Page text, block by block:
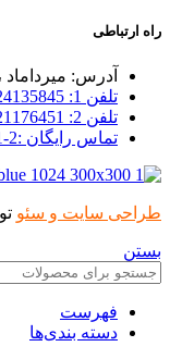
راه ارتباطی
آدرس: میرداماد
تلفن 1: 09124135845
تلفن 2: 09121176451
تماس رایگان :2-02192004661
طراحی سایت و سئو
بستن
فهرست
دسته بندی‌ها